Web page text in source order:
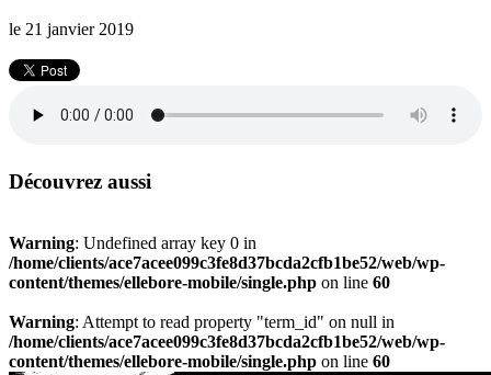
le 21 janvier 2019
Découvrez aussi
Warning: Undefined array key 0 in
/home/clients/ace7acee099c3fe8d37bcda2cfb1be52/web/wp-
content/themes/ellebore-mobile/single.php on line 60
Warning: Attempt to read property "term_id" on null in
/home/clients/ace7acee099c3fe8d37bcda2cfb1be52/web/wp-
content/themes/ellebore-mobile/single.php on line 60